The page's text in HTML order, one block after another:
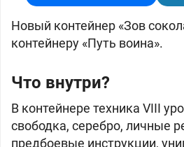
Новый контейнер «Зов
контейнеру «Путь воина».
Что внутри?
В контейнере техника VIII
свободка, серебро, личные
предбоевые инструкции,